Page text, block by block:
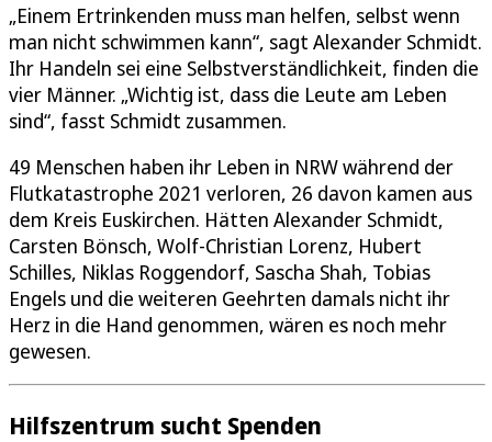
„Einem Ertrinkenden muss man helfen, selbst wenn
man nicht schwimmen kann“, sagt Alexander Schmidt.
Ihr Handeln sei eine Selbstverständlichkeit, finden die
vier Männer. „Wichtig ist, dass die Leute am Leben
sind“, fasst Schmidt zusammen.
49 Menschen haben ihr Leben in NRW während der
Flutkatastrophe 2021 verloren, 26 davon kamen aus
dem Kreis Euskirchen. Hätten Alexander Schmidt,
Carsten Bönsch, Wolf-Christian Lorenz, Hubert
Schilles, Niklas Roggendorf, Sascha Shah, Tobias
Engels und die weiteren Geehrten damals nicht ihr
Herz in die Hand genommen, wären es noch mehr
gewesen.
Hilfszentrum sucht Spenden